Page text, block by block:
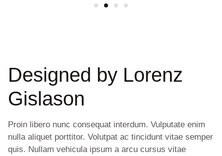
Designed by Lorenz
Gislason
Proin libero nunc consequat interdum. Vulputate enim
nulla aliquet porttitor. Volutpat ac tincidunt vitae semper
quis. Nullam vehicula ipsum a arcu cursus vitae